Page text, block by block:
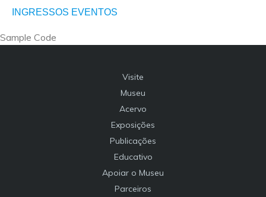
INGRESSOS EVENTOS
Sample Code
Visite
Museu
Acervo
Exposições
Publicações
Educativo
Apoiar o Museu
Parceiros